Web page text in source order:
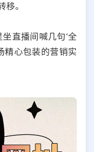
。
直播间喊几句‘全
精心包装的营销实